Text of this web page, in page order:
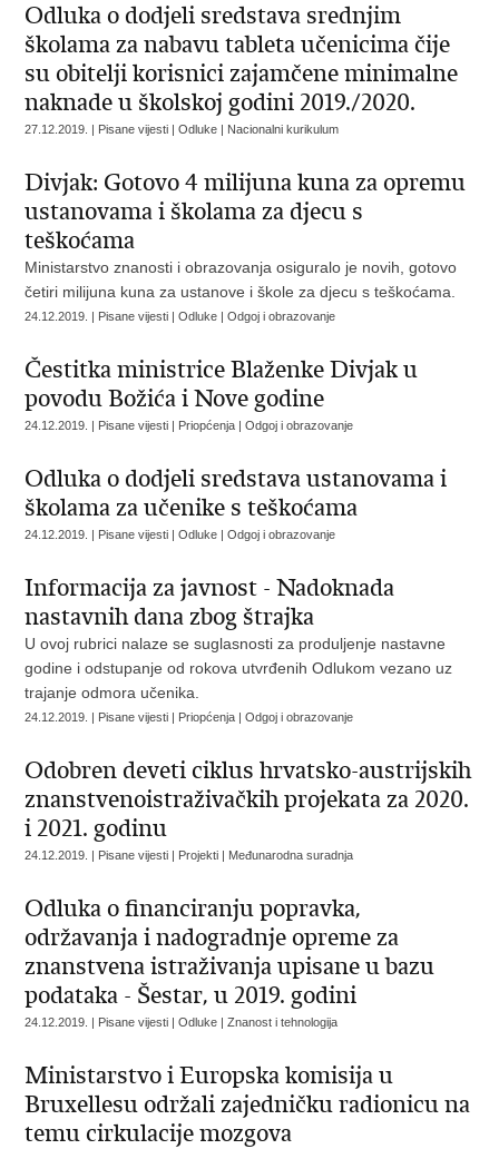
Odluka o dodjeli sredstava srednjim
školama za nabavu tableta učenicima čije
su obitelji korisnici zajamčene minimalne
naknade u školskoj godini 2019./2020.
27.12.2019. | Pisane vijesti | Odluke | Nacionalni kurikulum
Divjak: Gotovo 4 milijuna kuna za opremu
ustanovama i školama za djecu s
teškoćama
Ministarstvo znanosti i obrazovanja osiguralo je novih, gotovo
četiri milijuna kuna za ustanove i škole za djecu s teškoćama.
24.12.2019. | Pisane vijesti | Odluke | Odgoj i obrazovanje
Čestitka ministrice Blaženke Divjak u
povodu Božića i Nove godine
24.12.2019. | Pisane vijesti | Priopćenja | Odgoj i obrazovanje
Odluka o dodjeli sredstava ustanovama i
školama za učenike s teškoćama
24.12.2019. | Pisane vijesti | Odluke | Odgoj i obrazovanje
Informacija za javnost - Nadoknada
nastavnih dana zbog štrajka
U ovoj rubrici nalaze se suglasnosti za produljenje nastavne
godine i odstupanje od rokova utvrđenih Odlukom vezano uz
trajanje odmora učenika.
24.12.2019. | Pisane vijesti | Priopćenja | Odgoj i obrazovanje
Odobren deveti ciklus hrvatsko-austrijskih
znanstvenoistraživačkih projekata za 2020.
i 2021. godinu
24.12.2019. | Pisane vijesti | Projekti | Međunarodna suradnja
Odluka o financiranju popravka,
održavanja i nadogradnje opreme za
znanstvena istraživanja upisane u bazu
podataka - Šestar, u 2019. godini
24.12.2019. | Pisane vijesti | Odluke | Znanost i tehnologija
Ministarstvo i Europska komisija u
Bruxellesu održali zajedničku radionicu na
temu cirkulacije mozgova